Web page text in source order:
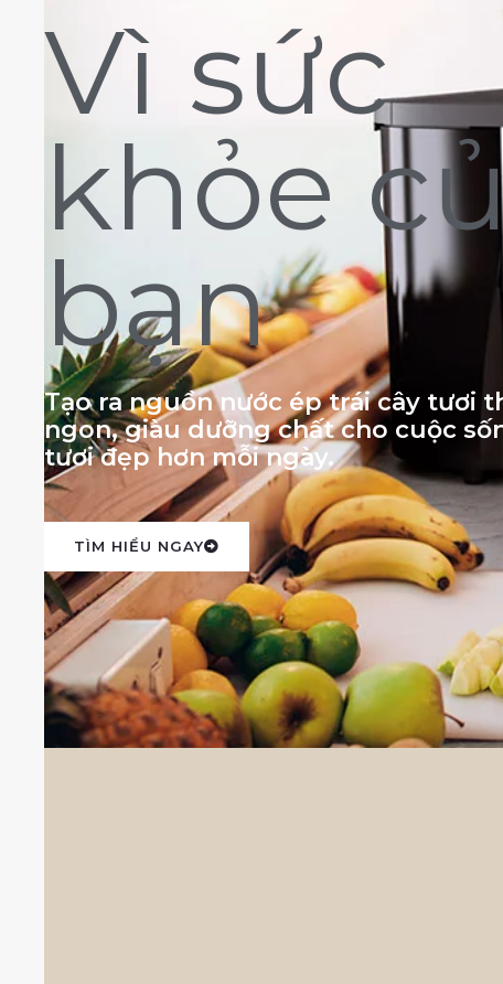
Vì sức
khỏe
bạn
Tạo ra nguồn nước ép trái cây tươi
ngon, giàu dưỡng chất cho cuộc
tươi đẹp hơn mỗi ngày.
TÌM HIỂU NGAY